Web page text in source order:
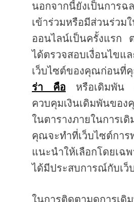
นอกจากนี้ยังเป็นการฉ
เข้าร่วมหรือมีส่วนร่วม
ออนไลน์เป็นครั้งแรก
ได้ตรวจสอบเงื่อนไขแ
เว็บไซต์ของคุณก่อนที่
ร่า
คือ หรือเดิมพัน
ควบคุมเงินเดิมพันของ
ในตารางภายในการเ
คุณจะทำที่เว็บไซต์กา
แนะนำให้เลือกโดยเฉ
ได้มีประสบการณ์กับเว็
ในการติดตามดูการเดิ